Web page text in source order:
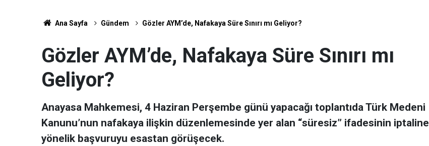
Ana Sayfa Gündem Gözler AYM’de, Nafakaya Süre Sınırı mı Geliyor?
Gözler AYM’de, Nafakaya Süre Sınırı mı
Geliyor?
Anayasa Mahkemesi, 4 Haziran Perşembe günü yapacağı toplantıda Türk Medeni
Kanunu’nun nafakaya ilişkin düzenlemesinde yer alan “süresiz” ifadesinin iptaline
yönelik başvuruyu esastan görüşecek.